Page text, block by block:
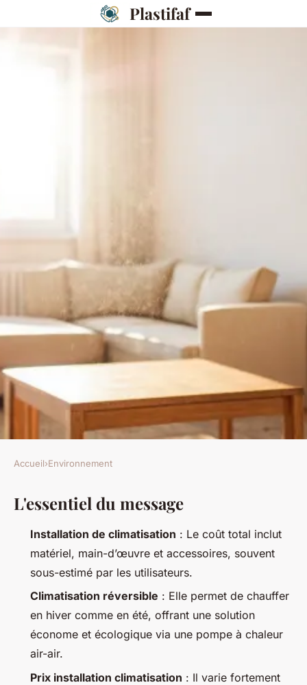
Plastifaf
Estimez le coût d'une
climatisation pour votre
maison
08/07/2026 13:03
Accueil›Environnement
L'essentiel du message
Installation de climatisation : Le coût total inclut
matériel, main-d’œuvre et accessoires, souvent
sous-estimé par les utilisateurs.
Climatisation réversible : Elle permet de chauffer
en hiver comme en été, offrant une solution
économe et écologique via une pompe à chaleur
air-air.
Prix installation climatisation : Il varie fortement